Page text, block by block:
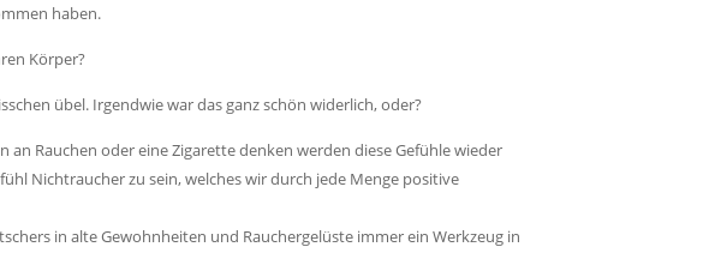
haben.
Körper?
übel. Irgendwie war das ganz schön widerlich, oder?
an Rauchen oder eine Zigarette denken werden diese Gefühle wieder
Nichtraucher zu sein, welches wir durch jede Menge positive
in alte Gewohnheiten und Rauchergelüste immer ein Werkzeug in